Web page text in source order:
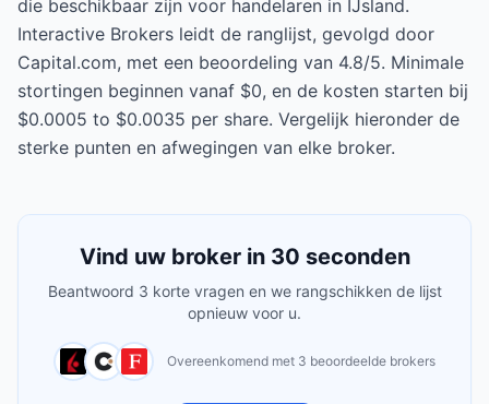
die beschikbaar zijn voor handelaren in IJsland.
Interactive Brokers leidt de ranglijst, gevolgd door
Capital.com, met een beoordeling van 4.8/5. Minimale
stortingen beginnen vanaf $0, en de kosten starten bij
$0.0005 to $0.0035 per share. Vergelijk hieronder de
sterke punten en afwegingen van elke broker.
Vind uw broker in 30 seconden
Beantwoord 3 korte vragen en we rangschikken de lijst
opnieuw voor u.
Overeenkomend met 3 beoordeelde brokers